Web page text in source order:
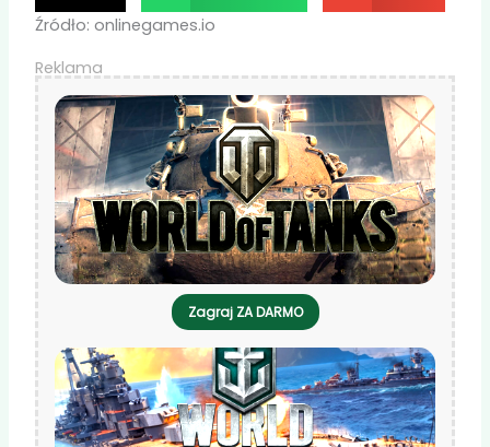
Źródło: onlinegames.io
Reklama
Zagraj ZA DARMO